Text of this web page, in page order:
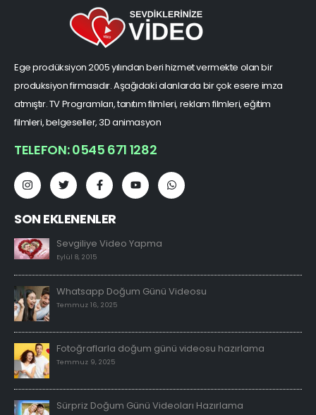
Ege prodüksiyon 2005 yılından beri hizmet vermekte olan bir
produksiyon firmasıdır. Aşağıdaki alanlarda bir çok esere imza
atmıştır. TV Programları, tanıtım filmleri, reklam filmleri, eğitim
filmleri, belgeseller, 3D animasyon
TELEFON: 0545 671 1282
SON EKLENENLER
Sevgiliye Video Yapma
Eylül 8, 2015
Whatsapp Doğum Günü Videosu
Temmuz 16, 2025
Fotoğraflarla doğum günü videosu hazırlama
Temmuz 9, 2025
Sürpriz Doğum Günü Videoları Hazırlama